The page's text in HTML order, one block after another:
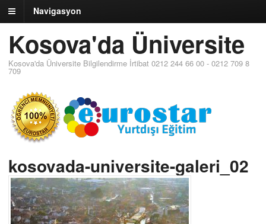
Navigasyon
Kosova'da Üniversite
Kosova'da Üniversite Bilgilendirme İrtibat 0212 244 66 00 - 0212 709 8
709
kosovada-universite-galeri_02